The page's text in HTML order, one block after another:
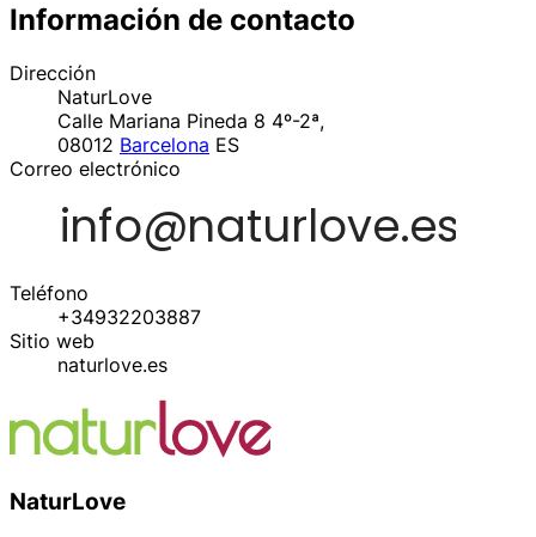
Información de contacto
Dirección
NaturLove
Calle Mariana Pineda 8 4º-2ª,
08012 Barcelona ES
Correo electrónico
Teléfono
+34932203887
Sitio web
naturlove.es
NaturLove